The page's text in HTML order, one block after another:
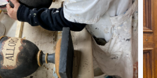
ARTIGIANI
DECORATORI
DETTAGLI